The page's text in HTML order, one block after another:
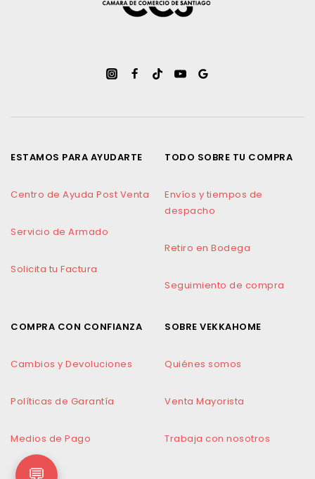
ESTAMOS PARA AYUDARTE
Centro de Ayuda Post Venta
Servicio de Armado
Solicita tu Factura
TODO SOBRE TU COMPRA
Envíos y tiempos de
despacho
Retiro en Bodega
Seguimiento de compra
COMPRA CON CONFIANZA
Cambios y Devoluciones
Políticas de Garantía
Medios de Pago
SOBRE VEKKAHOME
Quiénes somos
Venta Mayorista
Trabaja con nosotros